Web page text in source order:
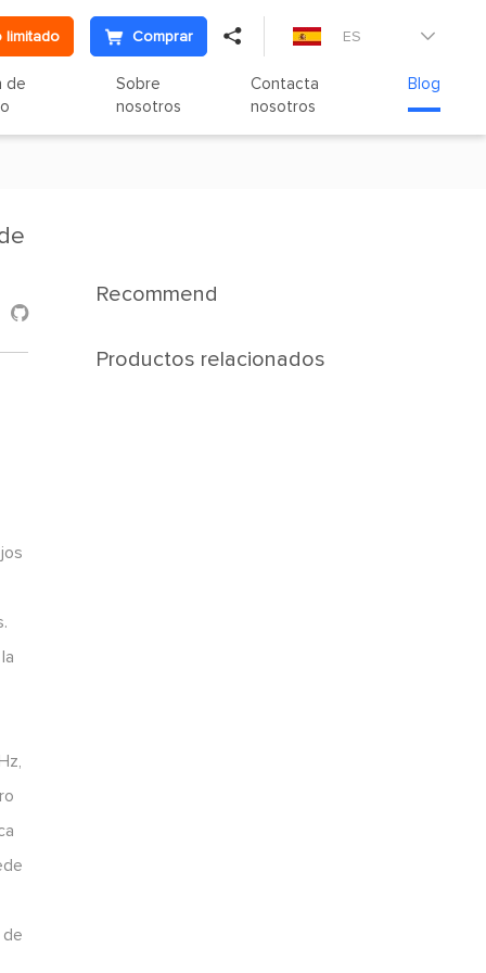
limitado Comprar  ES 
de
Sobre
nosotros
Contacta
nosotros
Blog

de
Recommend
Productos relacionados